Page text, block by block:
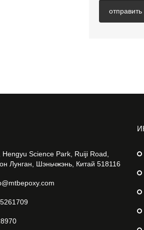
отправить
Hengyu Science Park, Ruiji Road,
Лунган, Шэньчжэнь, Китай 518116